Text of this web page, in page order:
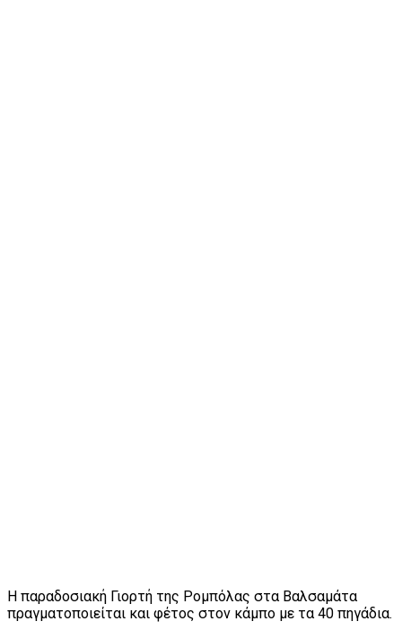
Η παραδοσιακή Γιορτή της Ρομπόλας στα Βαλσαμάτα
πραγματοποιείται και φέτος στον κάμπο με τα 40 πηγάδια.